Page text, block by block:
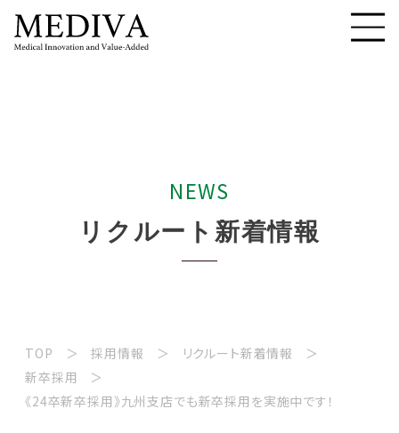
NEWS
リ クルー ト 新着情報
TOP 採用情報
リクルート新着情報
新卒採用
《24卒新卒採用》九州支店でも新卒採用を実施中です！